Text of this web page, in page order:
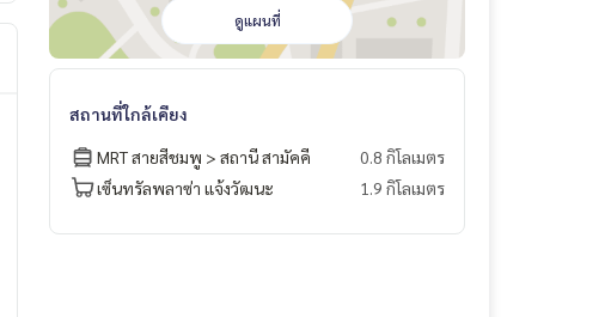
ดูแผนที่
สถานที่ใกล้เคียง
MRT สายสีชมพู > สถานี สามัคคี
0.8 กิโลเมตร
เซ็นทรัลพลาซ่า แจ้งวัฒนะ
1.9 กิโลเมตร